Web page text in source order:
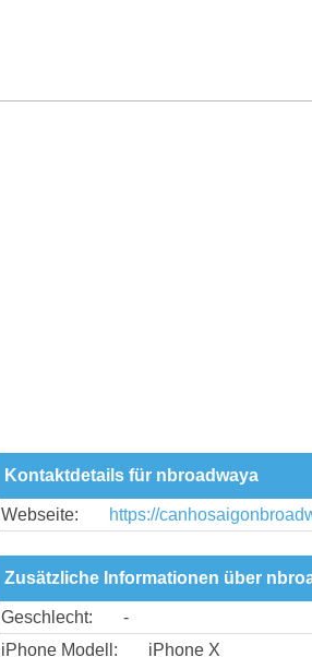
Kontaktdetails für nbroadwaya
Webseite: https://
Zusätzliche Informationen über
Geschlecht:
-
iPhone Modell:
iPhone X